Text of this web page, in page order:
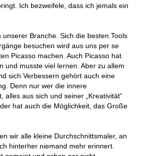
Ich bezweifele, dass ich jemals ein
unserer Branche. Sich die besten Tools
besuchen wird aus uns per se
Picasso machen. Auch Picasso hat
und musste viel lernen. Aber zu allem
sich Verbessern gehört auch eine
Denn nur wer die innere
alles aus sich und seiner „Kreativität“
hat auch die Möglichkeit, das Große
wir alle kleine Durchschnittsmaler, an
hinterher niemand mehr erinnert.